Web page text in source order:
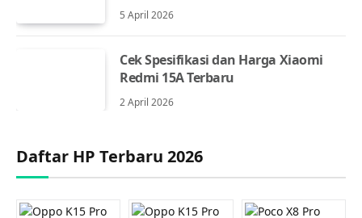
5 April 2026
Cek Spesifikasi dan Harga Xiaomi
Redmi 15A Terbaru
2 April 2026
Daftar HP Terbaru 2026